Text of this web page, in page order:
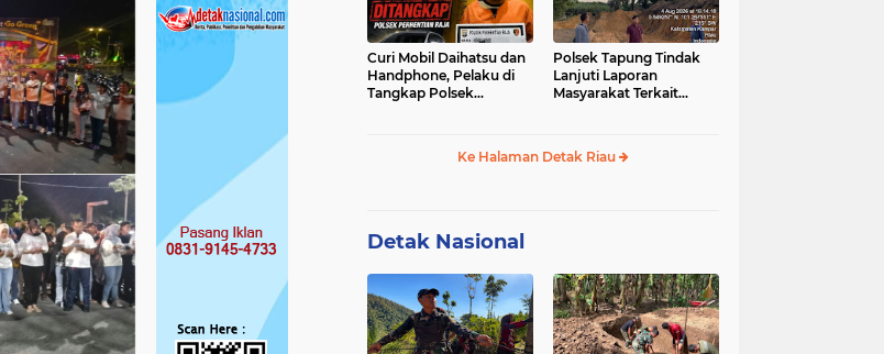
Curi Mobil Daihatsu dan
Handphone, Pelaku di
Tangkap Polsek
Polsek Tapung Tindak
Lanjuti Laporan
Masyarakat Terkait
Ke Halaman Detak Riau
Detak Nasional